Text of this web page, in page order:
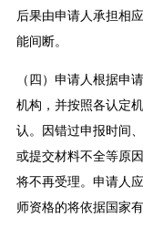
后果由申请人承担相
能间断。
（四）申请人根据申
机构，并按照各认定
认。因错过申报时间
或提交材料不全等原
将不再受理。申请人
师资格的将依据国家